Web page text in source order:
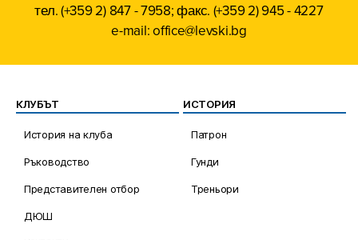
тел. (+359 2) 847 - 7958; факс. (+359 2) 945 - 4227
e-mail: office@levski.bg
КЛУБЪТ
История на клуба
Ръководство
Представителен отбор
ДЮШ
ИСТОРИЯ
Патрон
Гунди
Треньори